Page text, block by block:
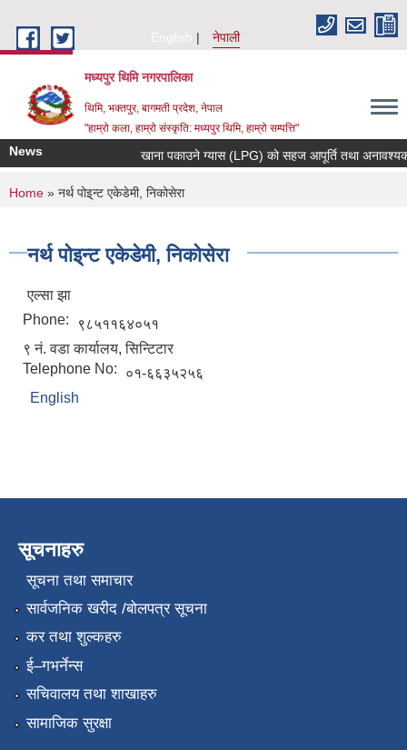
English
नेपाली
मध्यपुर थिमि नगरपालिका
थिमि, भक्तपुर, बागमती प्रदेश, नेपाल
"हाम्रो कला, हाम्रो संस्कृति: मध्यपुर थिमि, हाम्रो सम्पत्ति"
News खाना पकाउने ग्यास (LPG) को सहज आपूर्ति तथा
You are here
Home » नर्थ पोइ्न्ट एकेडेमी, निकोसेरा
नर्थ पोइ्न्ट एकेडेमी, निकोसेरा
एल्सा झा
Phone:
९८५११६४०५१
९ नं. वडा कार्यालय, सिन्टिटार
Telephone No:
०१-६६३५२५६
English
सूचनाहरु
सूचना तथा समाचार
सार्वजनिक खरीद /बोलपत्र सूचना
कर तथा शुल्कहरु
ई–गभर्नेन्स
सचिवालय तथा शाखाहरु
सामाजिक सुरक्षा